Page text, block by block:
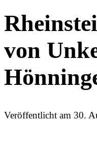
von
Veröffentlicht am 30.